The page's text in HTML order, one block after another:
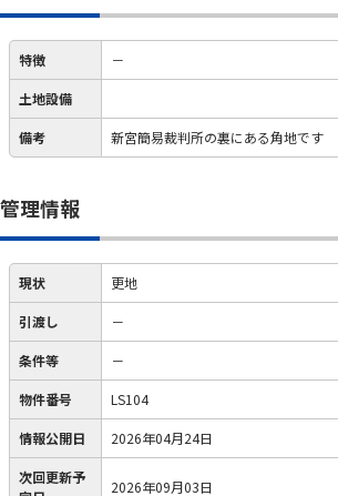
特徴 －
土地設備
備考 新宮簡易裁判所の裏にある角地です
管理情報
現状 更地
引渡し －
条件等 －
物件番号 LS104
情報公開日 2026年04月24日
次回更新予
2026年09月03日